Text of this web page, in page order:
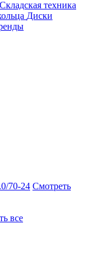
Складская техника
Диски
70-24 Смотреть
все